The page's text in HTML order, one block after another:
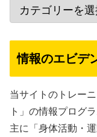
情報のエビデ
当サイトのトレー
ト」の情報プログ
主に「身体活動・